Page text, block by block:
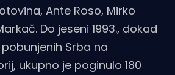
Ante Roso, Mirko
Do jeseni 1993., dokad
Srba na
ukupno je poginulo 180